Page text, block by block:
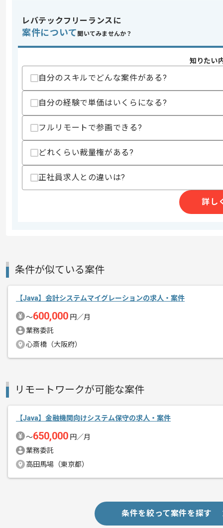
特徴
・Javaを用いた開発経験
・C#を用いた開発経験
・Springを用いた開発経験
・WPFを用いた開発経験
スキルに不安がある方へ
上記に似た経験やスキルをお持ちであれば申
140時間〜180時間
商談回数
作業開始日
2022/04/01
エージェントからのコ
メント
レバテックフリーランスに
案件について 聞いてみませんか？
知りたい
自分のスキルでどんな案件がある?
自分の経験で単価はいくらになる?
フルリモートで参画できる?
どれくらい裁量権がある?
正社員求人との違いは?
詳し
条件が似ている案件
【Java】会計システムマイグレーションの求人・案件
〜600,000 円／月
業務委託
心斎橋（大阪府）
リモートワークが可能な案件
【Java】金融機関向けシステム保守の求人・案件
〜650,000 円／月
業務委託
高田馬場（東京都）
条件を絞って案件を探す